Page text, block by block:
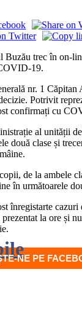
Buzău trec în on-
19.
nr. 1 Căpitan
Potrivit
confirmați cu
al unității
două clase și
de la ambele
în următoarele
înregistarte
la ore și
NE PE